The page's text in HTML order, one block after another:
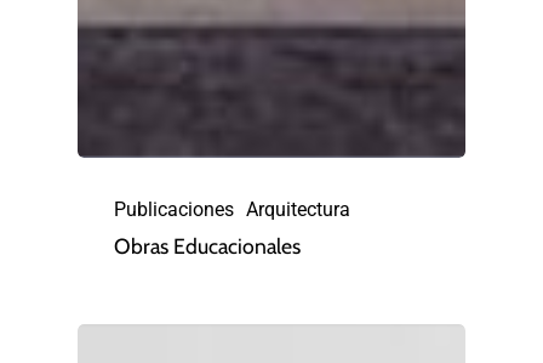
Publicaciones Arquitectura
Obras Educacionales